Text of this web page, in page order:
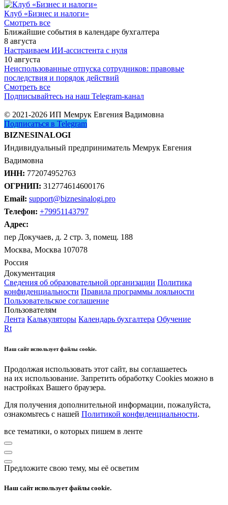
Клуб «Бизнес и налоги»
Смотреть все
Ближайшие события в календаре бухгалтера
8 августа
Настраиваем ИИ-ассистента с нуля
10 августа
Неиспользованные отпуска сотрудников: правовые
последствия и порядок действий
Смотреть все
Подписывайтесь на наш Telegram-канал
© 2021-2026 ИП Мемрук Евгения Вадимовна
Подписаться в Telegram
BIZNESINALOGI
Индивидуальный предприниматель Мемрук Евгения
Вадимовна
ИНН: 772074952763
ОГРНИП: 312774614600176
Email: support@biznesinalogi.pro
Телефон: +79951143797
Адрес:
пер Докучаев, д. 2 стр. 3, помещ. 188
Москва, Москва 107078
Россия
Документация
Сведения об образовательной организации Политика
конфиденциальности Правила программы лояльности
Пользовательское соглашение
Пользователям
Лента Калькуляторы Календарь бухгалтера Обучение
Rt
Наш сайт использует файлы cookie.
Продолжая использовать этот сайт, вы соглашаетесь
на их использование. Запретить обработку Cookies можно в
настройках Вашего браузера.
Для получения дополнительной информации, пожалуйста,
ознакомьтесь с нашей Политикой конфиденциальности.
все тематики, о которых пишем в ленте
Предложите свою тему, мы её осветим
Наш сайт использует файлы cookie.